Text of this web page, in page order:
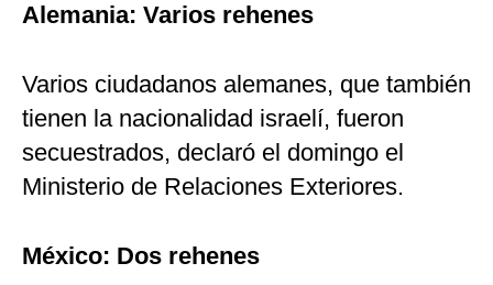
Alemania: Varios rehenes
Varios ciudadanos alemanes, que también
tienen la nacionalidad israelí, fueron
secuestrados, declaró el domingo el
Ministerio de Relaciones Exteriores.
México: Dos rehenes